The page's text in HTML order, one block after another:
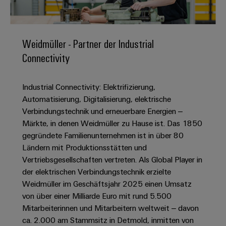
erlebbar
werden.
Lösungen
und
Produkte
Rechenzentren
–
effizient,
zuverlässig,
skalierbar
Energiespeicher
Lösungen
und
Produkte
für
Energiespeichersysteme
(ESS)
Energieübertragung
Anschlusstechnologie
Microgrids
OS
Edge
Computing
Industrial
5G
Single
Pair
Ethernet
Leiterplattenklemmen
und
-
Kabeleinführungssysteme
und
-
komponenten
Anschlussleitungen,
Patchkabel
und
Kabel
SPS
Fast
Service
Beratung
und
digitale
Planung
easyConnect
-
Ihre
Industrial
Service
Platform
Vertrieb uns
Info
für
unsere
Partner
Vertrieb
Großhandelssuche
News
Unternehmen
Weidmüller
und
Fakten
Unser
Vorstand
Nachhaltigkeit
Weidmüller
Academy
People
&
Culture
Compliance
Karriere
Stellen
für
Berufserfahrene
Studierende
Werkstudententätigkeiten
Praktika
Abschlussarbeiten
Neuanfang
für
Studienabbrecher
Offene
Weidmüller - Partner der Industrial
Connectivity
Industrial Connectivity: Elektrifizierung,
Automatisierung, Digitalisierung, elektrische
Verbindungstechnik und erneuerbare Energien –
Märkte, in denen Weidmüller zu Hause ist. Das 1850
gegründete Familienunternehmen ist in über 80
Ländern mit Produktionsstätten und
Vertriebsgesellschaften vertreten. Als Global Player in
der elektrischen Verbindungstechnik erzielte
Weidmüller im Geschäftsjahr 2025 einen Umsatz
von über einer Milliarde Euro mit rund 5.500
Mitarbeiterinnen und Mitarbeitern weltweit – davon
ca. 2.000 am Stammsitz in Detmold, inmitten von